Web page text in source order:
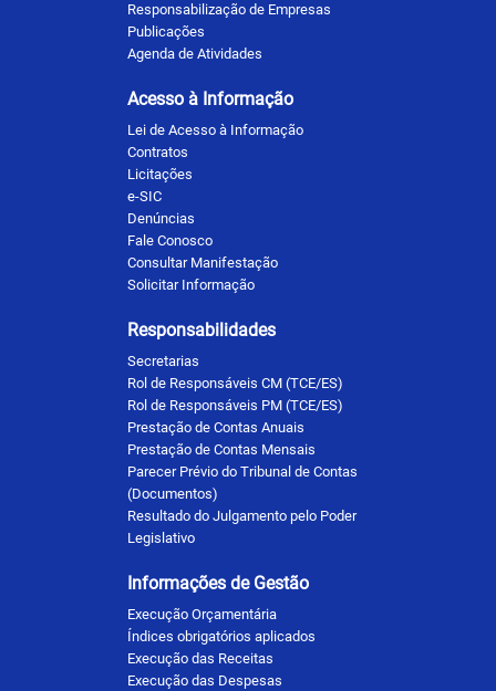
Responsabilização de Empresas
Publicações
Agenda de Atividades
Acesso à Informação
Lei de Acesso à Informação
Contratos
Licitações
e-SIC
Denúncias
Fale Conosco
Consultar Manifestação
Solicitar Informação
Responsabilidades
Secretarias
Rol de Responsáveis CM (TCE/ES)
Rol de Responsáveis PM (TCE/ES)
Prestação de Contas Anuais
Prestação de Contas Mensais
Parecer Prévio do Tribunal de Contas
(Documentos)
Resultado do Julgamento pelo Poder
Legislativo
Informações de Gestão
Execução Orçamentária
Índices obrigatórios aplicados
Execução das Receitas
Execução das Despesas